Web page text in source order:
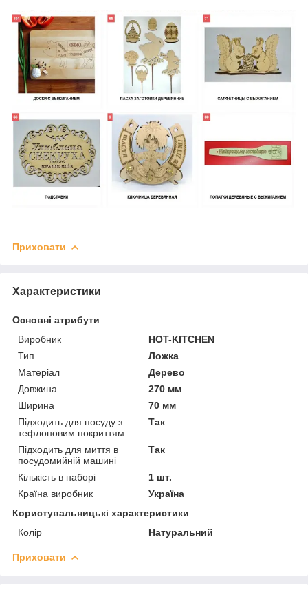
Приховати
Характеристики
Основні атрибути
Виробник
HOT-KITCHEN
Тип
Ложка
Матеріал
Дерево
Довжина
270 мм
Ширина
70 мм
Підходить для посуду з
тефлоновим покриттям
Так
Підходить для миття в
посудомийній машині
Так
Кількість в наборі
1 шт.
Країна виробник
Україна
Користувальницькі характеристики
Колір
Натуральний
Приховати